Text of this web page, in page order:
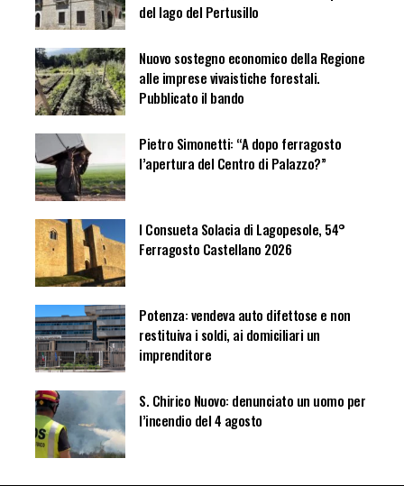
del lago del Pertusillo
Nuovo sostegno economico della Regione
alle imprese vivaistiche forestali.
Pubblicato il bando
Pietro Simonetti: “A dopo ferragosto
l’apertura del Centro di Palazzo?”
I Consueta Solacia di Lagopesole, 54°
Ferragosto Castellano 2026
Potenza: vendeva auto difettose e non
restituiva i soldi, ai domiciliari un
imprenditore
S. Chirico Nuovo: denunciato un uomo per
l’incendio del 4 agosto